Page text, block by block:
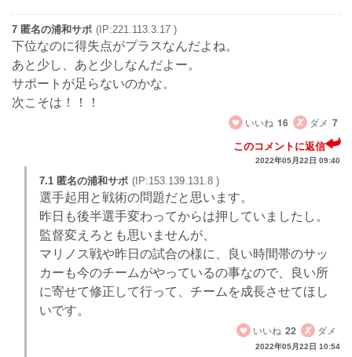
7 匿名の浦和サポ (IP:221.113.3.17 )
下位なのに得失点がプラスなんだよね。
あと少し、あと少しなんだよー。
サポートが足らないのかな。
次こそは！！！
いいね 16 ダメ 7
このコメントに返信
2022年05月22日 09:40
7.1 匿名の浦和サポ (IP:153.139.131.8 )
選手起用と戦術の問題だと思います。
昨日も後半選手変わってからは押していましたし。
監督変えろとも思いませんが、
マリノス戦や昨日の試合の様に、良い時間帯のサッ
カーも今のチームがやっているの事なので、良い所
に寄せて修正して行って、チームを成長させてほし
いです。
いいね 22 ダメ
2022年05月22日 10:54